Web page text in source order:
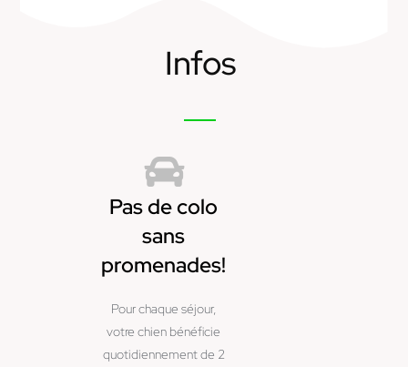
Infos
Pas de colo
sans
promenades!
Pour chaque séjour,
votre chien bénéficie
quotidiennement de 2